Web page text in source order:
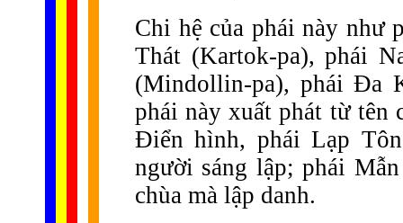
Chi hệ của phái này như
Thát (Kartok-pa), phái
(Mindollin-pa), phái Đa
phái này xuất phát từ tên
Điển hình, phái Lạp
người sáng lập; phái
chùa mà lập danh.